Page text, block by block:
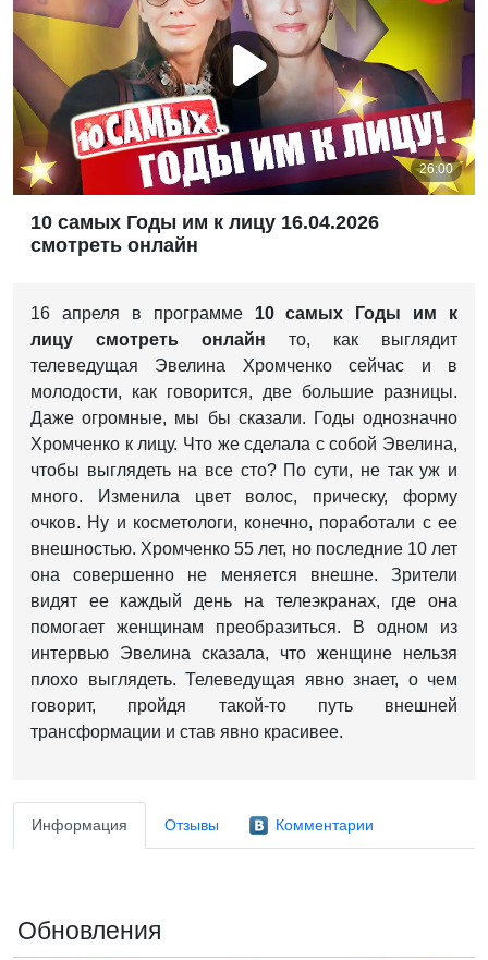
10 самых Годы им к лицу 16.04.2026
смотреть онлайн
16 апреля в программе 10 самых Годы им к
лицу смотреть онлайн то, как выглядит
телеведущая Эвелина Хромченко сейчас и в
молодости, как говорится, две большие разницы.
Даже огромные, мы бы сказали. Годы однозначно
Хромченко к лицу. Что же сделала с собой Эвелина,
чтобы выглядеть на все сто? По сути, не так уж и
много. Изменила цвет волос, прическу, форму
очков. Ну и косметологи, конечно, поработали с ее
внешностью. Хромченко 55 лет, но последние 10 лет
она совершенно не меняется внешне. Зрители
видят ее каждый день на телеэкранах, где она
помогает женщинам преобразиться. В одном из
интервью Эвелина сказала, что женщине нельзя
плохо выглядеть. Телеведущая явно знает, о чем
говорит, пройдя такой-то путь внешней
трансформации и став явно красивее.
Информация Отзывы Комментарии
Обновления